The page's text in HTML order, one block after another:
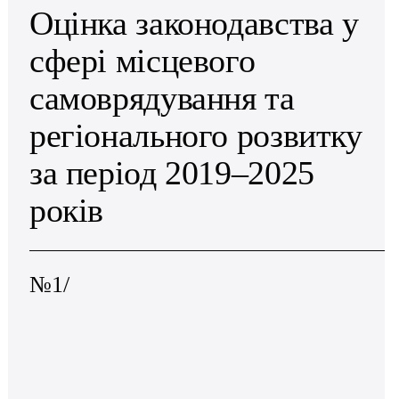
Оцінка законодавства у
сфері місцевого
самоврядування та
регіонального розвитку
за період 2019–2025
років
№1/